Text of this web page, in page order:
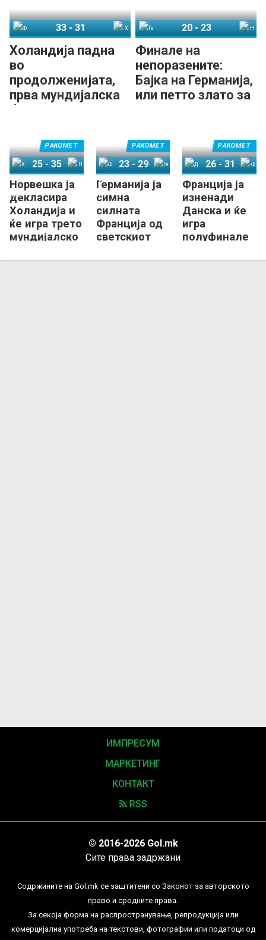
Холандија падна
во
продолженијата,
прва мундијалска
бронза за
33-31
Финале на
непоразените:
Бајка на Германија,
или петто злато за
20-23
Норвешка ја
декласира
Холандија и
ќе игра трето
мундијалско
низа!
РАКОМЕТ
Холандија
25 -35
Германија ја
симна
силната
Франција од
светскиот
РАКОМЕТ
Франција
23- 29
Франција ја
изненади
Данска и ќе
игра
полуфинале
на СП!
РАКОМЕТ
Данска
26- 31
ИМПРЕСУМ
МАРКЕТИНГ
КОНТАКТ
RSS
© 2016-2026 Gol.mk
Сите права задржани
Содржините на Gol.mk се заштитени со Законот за авторското
право и сродните права.
За секоја форма на распространување, репродукција или
комерцијална употреба на текстови, фотографии или податоци од